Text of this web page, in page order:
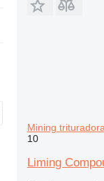
Mining
10
Liming